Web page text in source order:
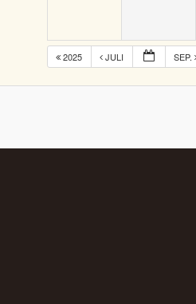
2025 JULI SEP.